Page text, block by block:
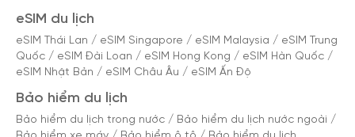
eSIM du lịch
eSIM Thái Lan / eSIM Singapore / eSIM Malaysia / eSIM Trung
Quốc / eSIM Đài Loan / eSIM Hong Kong / eSIM Hàn Quốc /
eSIM Nhật Bản / eSIM Châu Âu / eSIM Ấn Độ
Bảo hiểm du lịch
Bảo hiểm du lịch trong nước / Bảo hiểm du lịch nước ngoài /